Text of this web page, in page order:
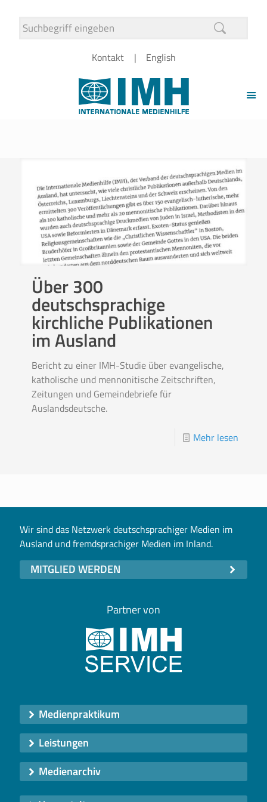
Kontakt English
Über 300
deutschsprachige
kirchliche Publikationen
im Ausland
Bericht zu einer IMH-Studie über evangelische,
katholische und mennonitische Zeitschriften,
Zeitungen und Gemeindebriefe für
Auslandsdeutsche.
Mehr lesen
Wir sind das Netzwerk deutschsprachiger Medien im
Ausland und fremdsprachiger Medien im Inland.
MITGLIED WERDEN
Partner von
Medienpraktikum
Leistungen
Medienarchiv